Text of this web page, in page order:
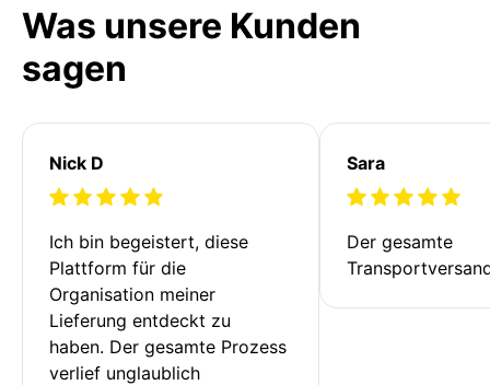
Was unsere Kunden
sagen
Nick D
Ich bin begeistert, diese
Plattform für die
Organisation meiner
Lieferung entdeckt zu
haben. Der gesamte Prozess
verlief unglaublich
Sara
Der gesamte